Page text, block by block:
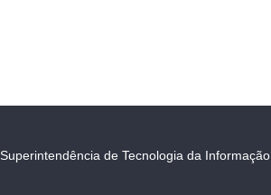
Superintendência de Tecnologia da Informação